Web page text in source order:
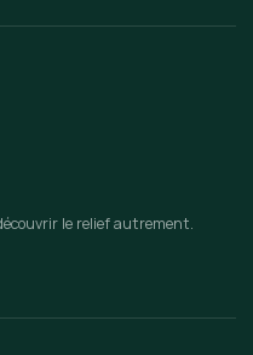
le relief autrement.